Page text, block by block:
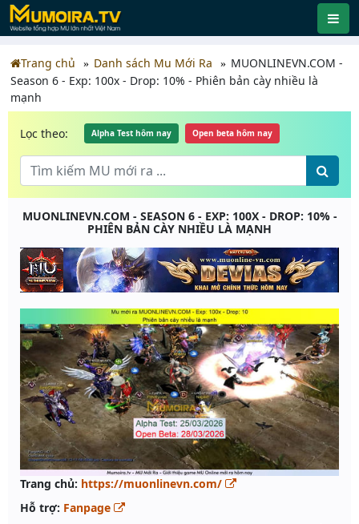
Trang chủ Danh sách Mu Mới Ra
MUONLINEVN.COM -
Season 6 - Exp: 100x - Drop: 10% - Phiên bản cày nhiều là
mạnh
Lọc theo: Alpha Test hôm nay Open beta hôm nay
MUONLINEVN.COM - SEASON 6 - EXP: 100X - DROP: 10% -
PHIÊN BẢN CÀY NHIỀU LÀ MẠNH
Trang chủ: https://muonlinevn.com/
Hỗ trợ: Fanpage